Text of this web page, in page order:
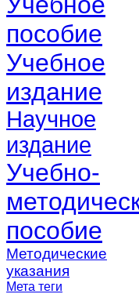
пособие
Учебное
издание
Научное
издание
Учебно-
пособие
Методические
указания
Мета теги